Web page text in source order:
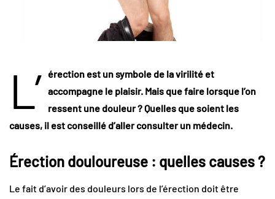
L’ érection est un symbole de la virilité et
accompagne le plaisir. Mais que faire lorsque l’on
ressent une douleur ? Quelles que soient les
causes, il est conseillé d’aller consulter un médecin.
Érection douloureuse : quelles causes ?
Le fait d’avoir des douleurs lors de l’érection doit être